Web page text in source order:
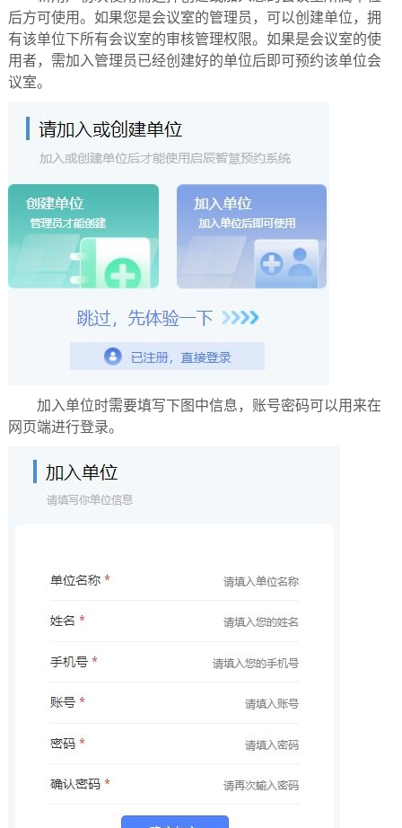
后方可使用。如果您是会议室的管理员，可以创建单位，拥
有该单位下所有会议室的审核管理权限。如果是会议室的使
用者，需加入管理员已经创建好的单位后即可预约该单位会
议室。
加入单位时需要填写下图中信息，账号密码可以用来在
网页端进行登录。